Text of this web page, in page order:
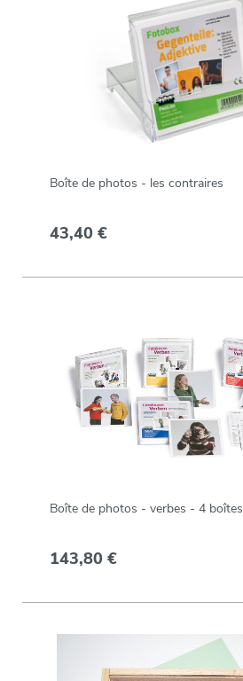
Boîte de photos - les contraires
43,40 €
Boîte de photos - verbes - 4 boîtes
143,80 €